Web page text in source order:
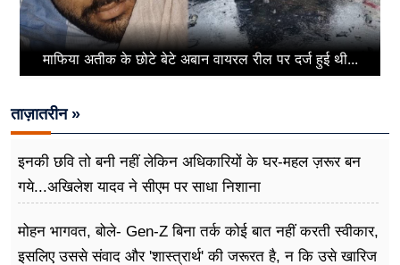
माफिया अतीक के छोटे बेटे अबान वायरल रील पर दर्ज हुई थी...
ताज़ातरीन »
इनकी छवि तो बनी नहीं लेकिन अधिकारियों के घर-महल ज़रूर बन
गये...अखिलेश यादव ने सीएम पर साधा​ निशाना
मोहन भागवत, बोले- Gen-Z बिना तर्क कोई बात नहीं करती स्वीकार,
इसलिए उससे संवाद और 'शास्त्रार्थ' की जरूरत है, न कि उसे खारिज